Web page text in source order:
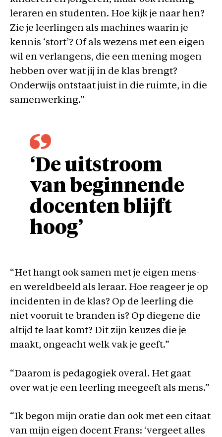
leraren en studenten. Hoe kijk je naar hen?
Zie je leerlingen als machines waarin je
kennis ‘stort’? Of als wezens met een eigen
wil en verlangens, die een mening mogen
hebben over wat jij in de klas brengt?
Onderwijs ontstaat juist in die ruimte, in die
samenwerking.”
‘De uitstroom
van beginnende
docenten blijft
hoog’
“Het hangt ook samen met je eigen mens-
en wereldbeeld als leraar. Hoe reageer je op
incidenten in de klas? Op de leerling die
niet vooruit te branden is? Op diegene die
altijd te laat komt? Dit zijn keuzes die je
maakt, ongeacht welk vak je geeft.”
“Daarom is pedagogiek overal. Het gaat
over wat je een leerling meegeeft als mens.”
“Ik begon mijn oratie dan ook met een citaat
van mijn eigen docent Frans: ‘vergeet alles